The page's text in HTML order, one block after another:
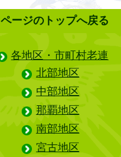
ページのトップへ戻る
各地区・市町村老連
北部地区
中部地区
那覇地区
南部地区
宮古地区